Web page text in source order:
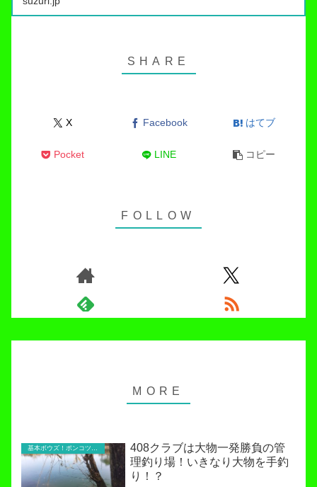
X Facebook はてブ
Pocket LINE コピー
408クラブは大物一発勝負の管
理釣り場！いきなり大物を手釣
り！？